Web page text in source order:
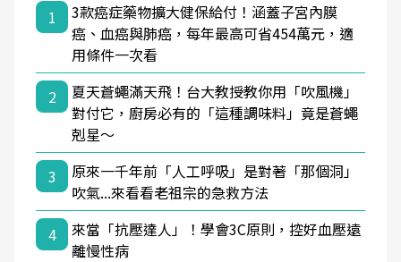
1
3款癌症藥物擴大健保給付！涵蓋子宮內膜
癌、血癌與肺癌，每年最高可省454萬元，適
用條件一次看
2
夏天蒼蠅滿天飛！台大教授教你用「吹風機」
對付它，廚房必有的「這種調味料」竟是蒼蠅
剋星～
3
原來一千年前「人工呼吸」是對著「那個洞」
吹氣...來看看老祖宗的急救方法
4
來當「抗壓達人」！學會3C原則，控好血壓遠
離慢性病